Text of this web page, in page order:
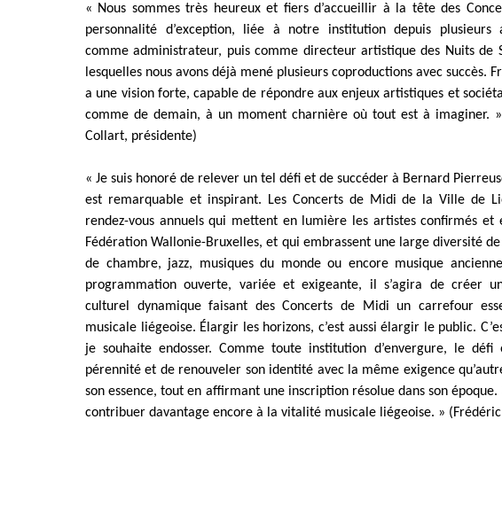
« Nous sommes très heureux et fiers d’accueillir à la tête des
personnalité d’exception, liée à notre institution depuis plusieurs
comme administrateur, puis comme directeur artistique des Nuits de
lesquelles nous avons déjà mené plusieurs coproductions avec succès.
a une vision forte, capable de répondre aux enjeux artistiques et
comme de demain, à un moment charnière où tout est à imaginer.
Collart, présidente)
« Je suis honoré de relever un tel défi et de succéder à Bernard
est remarquable et inspirant. Les Concerts de Midi de la Ville de
rendez-vous annuels qui mettent en lumière les artistes confirmés et
Fédération Wallonie-Bruxelles, et qui embrassent une large diversité
de chambre, jazz, musiques du monde ou encore musique
programmation ouverte, variée et exigeante, il s’agira de créer
culturel dynamique faisant des Concerts de Midi un carrefour
musicale liégeoise. Élargir les horizons, c’est aussi élargir le public.
je souhaite endosser. Comme toute institution d’envergure, le défi
pérennité et de renouveler son identité avec la même exigence
son essence, tout en affirmant une inscription résolue dans son
contribuer davantage encore à la vitalité musicale liégeoise. »